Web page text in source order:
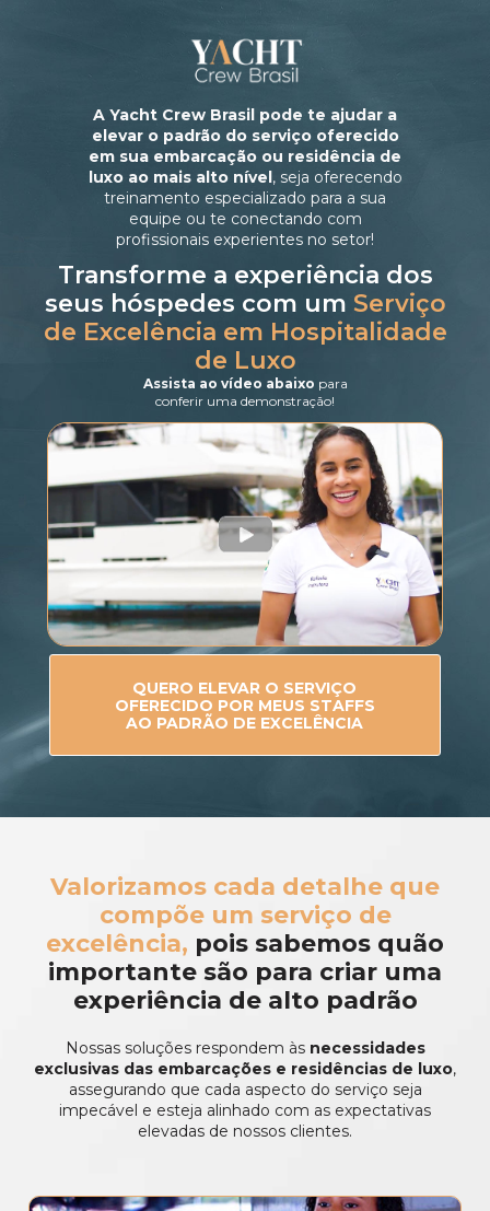
A Yacht Crew Brasil pode te ajudar a
elevar o padrão do serviço oferecido
em sua embarcação ou residência de
luxo ao mais alto nível, seja oferecendo
treinamento especializado para a sua
equipe ou te conectando com
profissionais experientes no setor!
Transforme a experiência dos
seus hóspedes com um Serviço
de Excelência em Hospitalidade
de Luxo
Assista ao vídeo abaixo para
conferir uma demonstração!
QUERO ELEVAR O SERVIÇO
OFERECIDO POR MEUS STAFFS
AO PADRÃO DE EXCELÊNCIA
Valorizamos cada detalhe que
compõe um serviço de
excelência, pois sabemos quão
importante são para criar uma
experiência de alto padrão
Nossas soluções respondem às necessidades
exclusivas das embarcações e residências de luxo,
assegurando que cada aspecto do serviço seja
impecável e esteja alinhado com as expectativas
elevadas de nossos clientes.